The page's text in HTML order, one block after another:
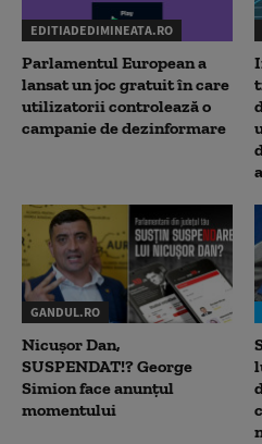
EDITIADEDIMINEATA.RO
Parlamentul European a
lansat un joc gratuit în care
utilizatorii controlează o
campanie de dezinformare
GANDUL.RO
Nicușor Dan,
SUSPENDAT!? George
Simion face anunțul
momentului